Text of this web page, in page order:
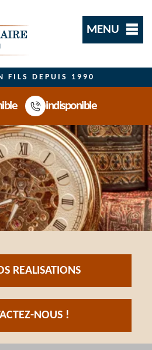
MENU
FILS DEPUIS 1990
indisponible
REALISATIONS
NOUS !